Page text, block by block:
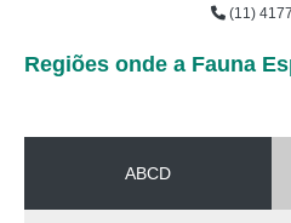
(11)
Regiões onde a Fauna
ABCD